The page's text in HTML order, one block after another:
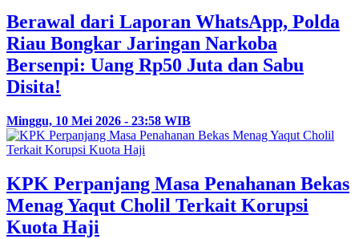
Berawal dari Laporan WhatsApp, Polda
Riau Bongkar Jaringan Narkoba
Bersenpi: Uang Rp50 Juta dan Sabu
Disita!
Minggu, 10 Mei 2026 - 23:58 WIB
KPK Perpanjang Masa Penahanan Bekas
Menag Yaqut Cholil Terkait Korupsi
Kuota Haji